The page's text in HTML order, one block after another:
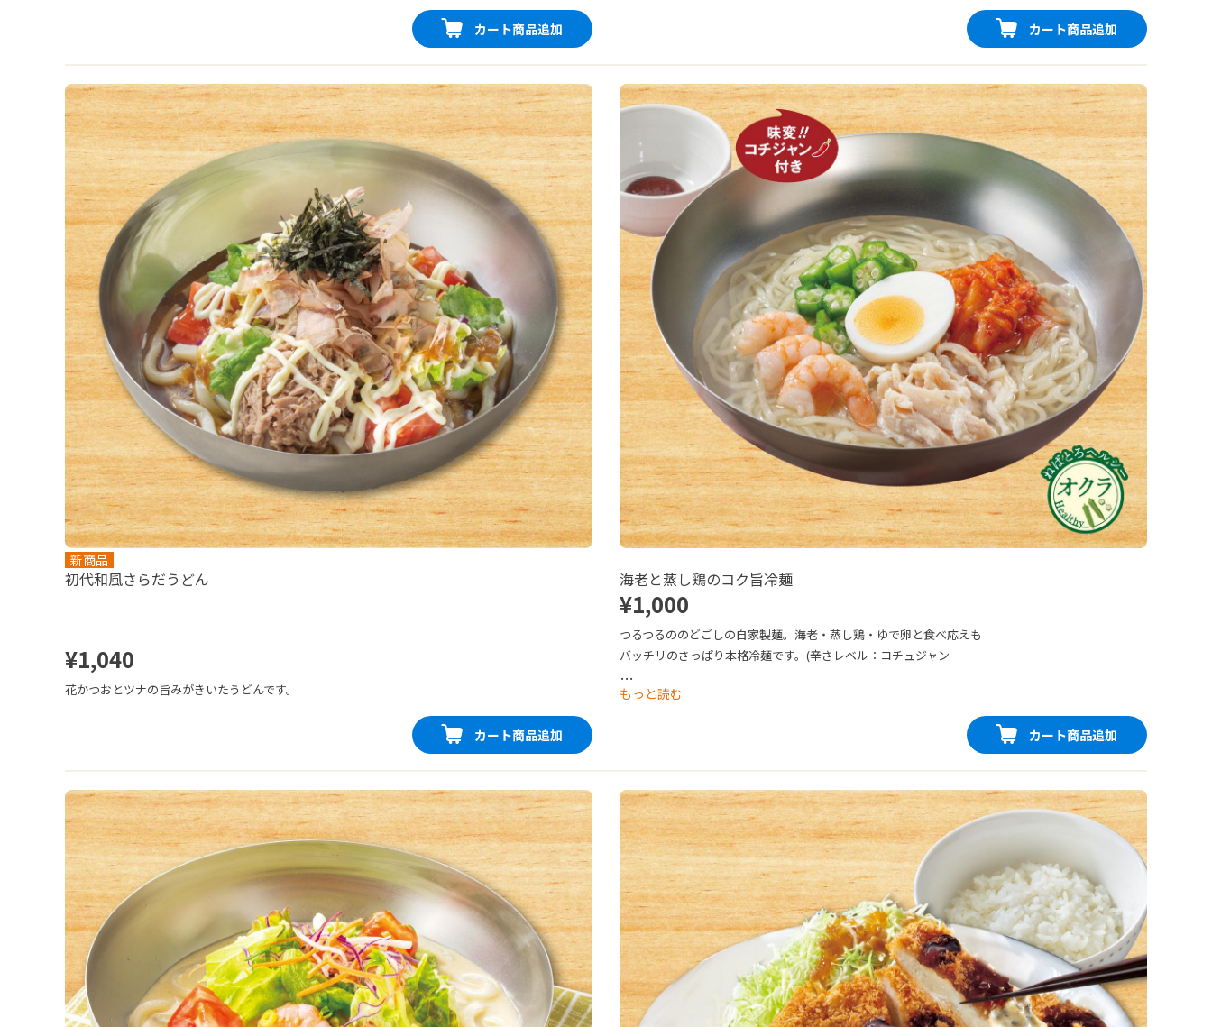
カート商品追加
ございますのでご注意ください。※写真はイメージです。専用容器で
カート商品追加
新商品
初代和風さらだうどん
¥1,040
花かつおとツナの旨みがきいたうどんです。
カート商品追加
海老と蒸し鶏のコク旨冷麺
¥1,000
つるつるののどごしの自家製麺。海老・蒸し鶏・ゆで卵と食べ応えも
バッチリのさっぱり本格冷麺です。(辛さレベル：コチュジャン
★☆☆）
生麺orゆで麺 どちらか選べます。
…
もっと読む
カート商品追加